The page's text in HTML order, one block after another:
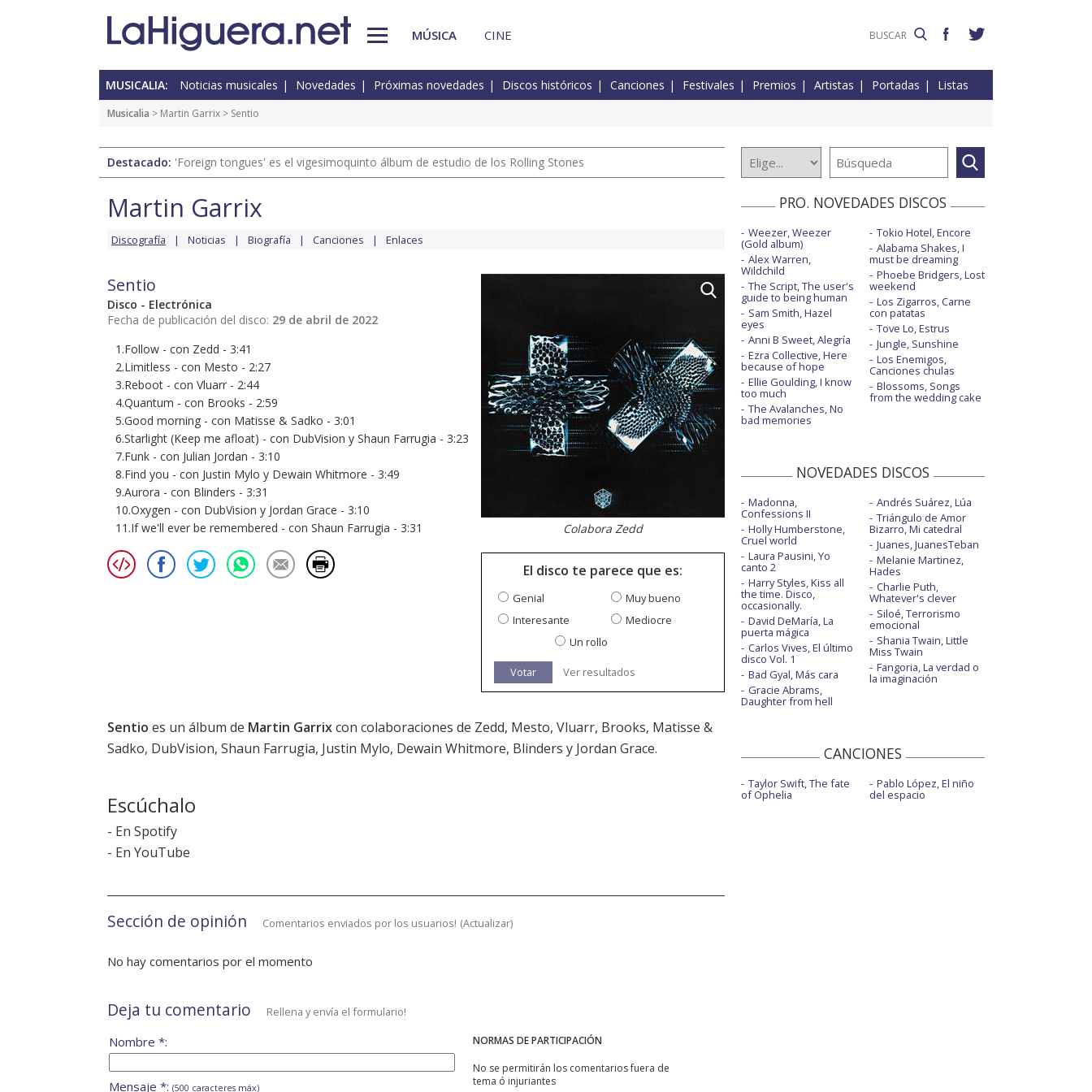
MÚSICA CINE
MUSICALIA: Noticias musicales Novedades Próximas novedades Discos históricos Canciones Festivales Premios Artistas Portadas Listas
Musicalia > Martin Garrix > Sentio
Destacado: 'Foreign tongues' es el vigesimoquinto álbum de estudio de los Rolling Stones
Martin Garrix
Discografía Noticias Biografía Canciones Enlaces
Sentio
Disco - Electrónica
Fecha de publicación del disco: 29 de abril de 2022
1.Follow - con Zedd - 3:41
2.Limitless - con Mesto - 2:27
3.Reboot - con Vluarr - 2:44
4.Quantum - con Brooks - 2:59
5.Good morning - con Matisse & Sadko - 3:01
6.Starlight (Keep me afloat) - con DubVision y Shaun Farrugia - 3:23
7.Funk - con Julian Jordan - 3:10
8.Find you - con Justin Mylo y Dewain Whitmore - 3:49
9.Aurora - con Blinders - 3:31
10.Oxygen - con DubVision y Jordan Grace - 3:10
11.If we'll ever be remembered - con Shaun Farrugia - 3:31
Colabora Zedd
El disco te parece que es:
Genial
Muy bueno
Interesante
Mediocre
Un rollo
Votar Ver resultados
Sentio es un álbum de Martin Garrixcon colaboraciones de Zedd, Mesto, Vluarr, Brooks, Matisse &
Sadko, DubVision, Shaun Farrugia, Justin Mylo, Dewain Whitmore, Blinders y Jordan Grace.
Escúchalo
- En Spotify
- En YouTube
Sección de opinión Comentarios enviados por los usuarios! (Actualizar)
No hay comentarios por el momento
Deja tu comentario Rellena y envía el formulario!
NORMAS DE PARTICIPACIÓN
No se permitirán los comentarios fuera de
tema ó injuriantes
Nombre *:
Mensaje *: (500 caracteres máx)
PRO. NOVEDADES DISCOS
Weezer, Weezer
(Gold album)
Alex Warren,
Wildchild
The Script, The user's
guide to being human
Sam Smith, Hazel
eyes
Anni B Sweet, Alegría
Ezra Collective, Here
because of hope
Ellie Goulding, I know
too much
The Avalanches, No
bad memories
Tokio Hotel, Encore
Alabama Shakes, I
must be dreaming
Phoebe Bridgers, Lost
weekend
Los Zigarros, Carne
con patatas
Tove Lo, Estrus
Jungle, Sunshine
Los Enemigos,
Canciones chulas
Blossoms, Songs
from the wedding cake
NOVEDADES DISCOS
Madonna,
Confessions II
Holly Humberstone,
Cruel world
Laura Pausini, Yo
canto 2
Harry Styles, Kiss all
the time. Disco,
occasionally.
David DeMaría, La
puerta mágica
Carlos Vives, El último
disco Vol. 1
Bad Gyal, Más cara
Gracie Abrams,
Daughter from hell
Andrés Suárez, Lúa
Triángulo de Amor
Bizarro, Mi catedral
Juanes, JuanesTeban
Melanie Martinez,
Hades
Charlie Puth,
Whatever's clever
Siloé, Terrorismo
emocional
Shania Twain, Little
Miss Twain
Fangoria, La verdad o
la imaginación
CANCIONES
Taylor Swift, The fate
of Ophelia
Pablo López, El niño
del espacio